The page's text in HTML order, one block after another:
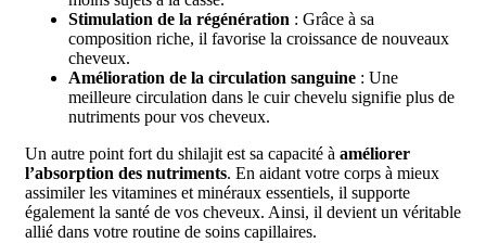
Stimulation de la régénération : Grâce à sa
composition riche, il favorise la croissance de nouveaux
cheveux.
Amélioration de la circulation sanguine : Une
meilleure circulation dans le cuir chevelu signifie plus de
nutriments pour vos cheveux.
Un autre point fort du shilajit est sa capacité à améliorer
l’absorption des nutriments. En aidant votre corps à mieux
assimiler les vitamines et minéraux essentiels, il supporte
également la santé de vos cheveux. Ainsi, il devient un véritable
allié dans votre routine de soins capillaires.